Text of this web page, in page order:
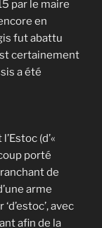
par le maire
en
fut abattu
certainement
a été
(d’«
porté
de
arme
avec
afin de la